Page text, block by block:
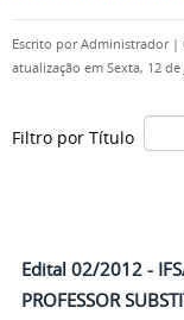
Escrito porAdministrador |
atualização em Sexta, 12
Filtro por Título
Edital 02/2012 -
PROFESSOR